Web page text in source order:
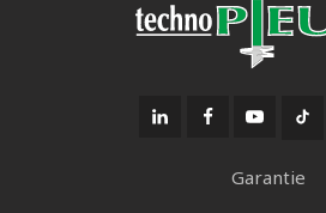
Garantie